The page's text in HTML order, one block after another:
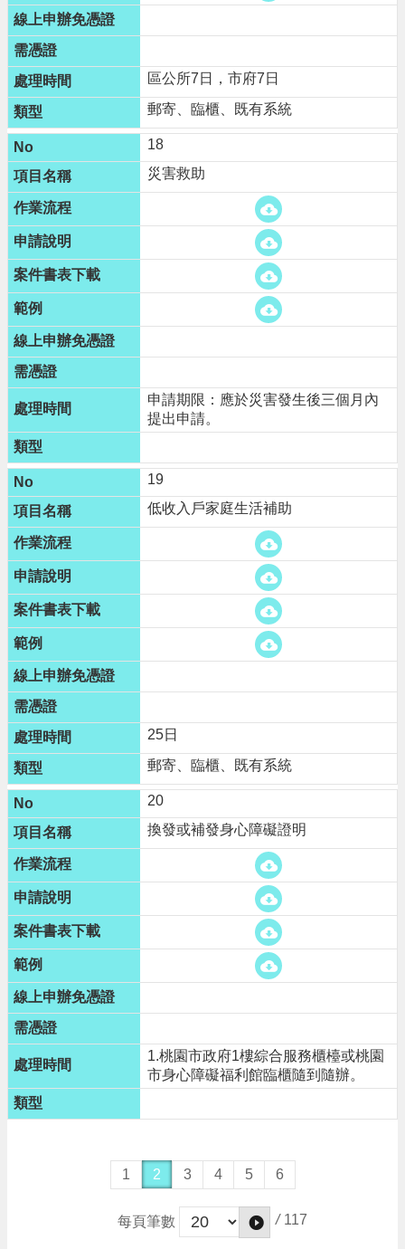
區公所7日，市府7日
郵寄、臨櫃、既有系統
18
災害救助
申請期限：應於災害發生後三個月內
提出申請。
19
低收入戶家庭生活補助
25日
郵寄、臨櫃、既有系統
20
換發或補發身心障礙證明
1.桃園市政府1樓綜合服務櫃檯或桃園
市身心障礙福利館臨櫃隨到隨辦。
1 2 3 4 5 6
每頁筆數 / 117